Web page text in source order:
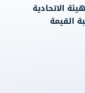
الاتحادية
القيمة